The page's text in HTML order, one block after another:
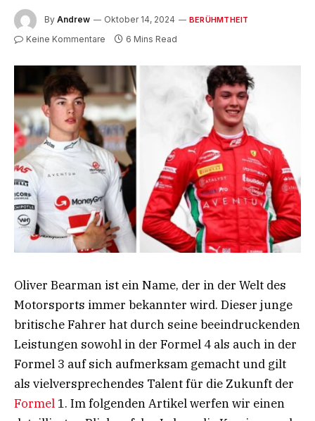
By Andrew Oktober 14, 2024 BERÜHMTHEIT
Keine Kommentare 6 Mins Read
Oliver Bearman ist ein Name, der in der Welt des
Motorsports immer bekannter wird. Dieser junge
britische Fahrer hat durch seine beeindruckenden
Leistungen sowohl in der Formel 4 als auch in der
Formel 3 auf sich aufmerksam gemacht und gilt
als vielversprechendes Talent für die Zukunft der
Formel1. Im folgenden Artikel werfen wir einen